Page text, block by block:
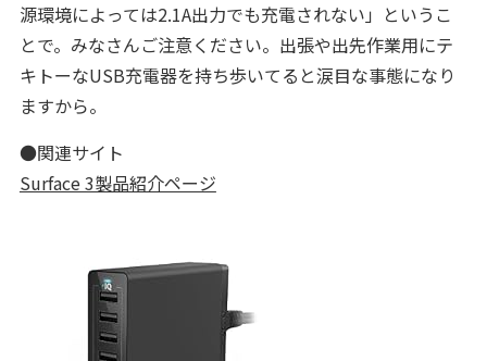
源環境によっては2.1A出力でも充電されない」というこ
とで。みなさんご注意ください。出張や出先作業用にテ
キトーなUSB充電器を持ち歩いてると涙目な事態になり
ますから。
●関連サイト
Surface 3製品紹介ページ